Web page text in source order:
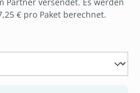
€ pro Paket berechnet.